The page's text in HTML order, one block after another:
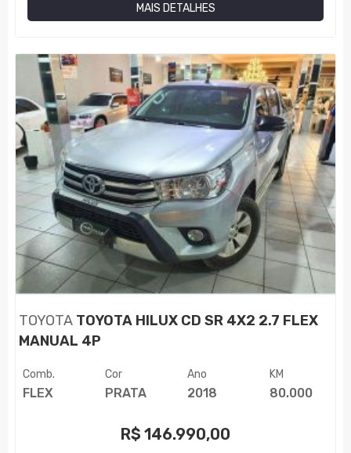
MAIS DETALHES
TOYOTA TOYOTA HILUX CD SR 4X2 2.7 FLEX
MANUAL 4P
Comb.
FLEX
Cor
PRATA
Ano
2018
KM
80.000
R$ 146.990,00